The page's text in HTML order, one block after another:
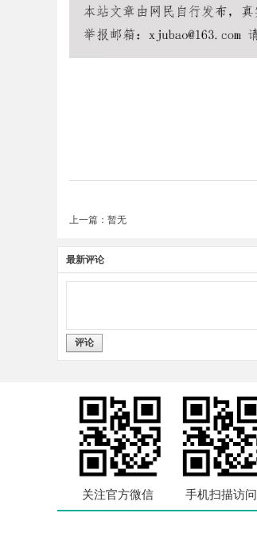
上一篇：暂无
最新评论
评论
关注官方微信 手机扫描访问